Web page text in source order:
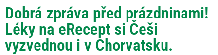
Dobrá zpráva před prázdninami!
Léky na eRecept si Češi
vyzvednou i v Chorvatsku.